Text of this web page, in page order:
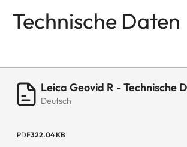
Technische Daten
Leica Geovid R - Technische
Deutsch
PDF322.04 KB